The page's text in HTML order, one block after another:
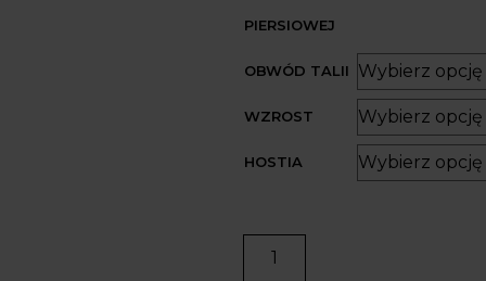
PIERSIOWEJ
OBWÓD TALII
WZROST
HOSTIA